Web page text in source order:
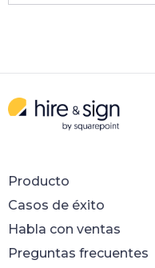
Producto
Casos de éxito
Habla con ventas
Preguntas frecuentes